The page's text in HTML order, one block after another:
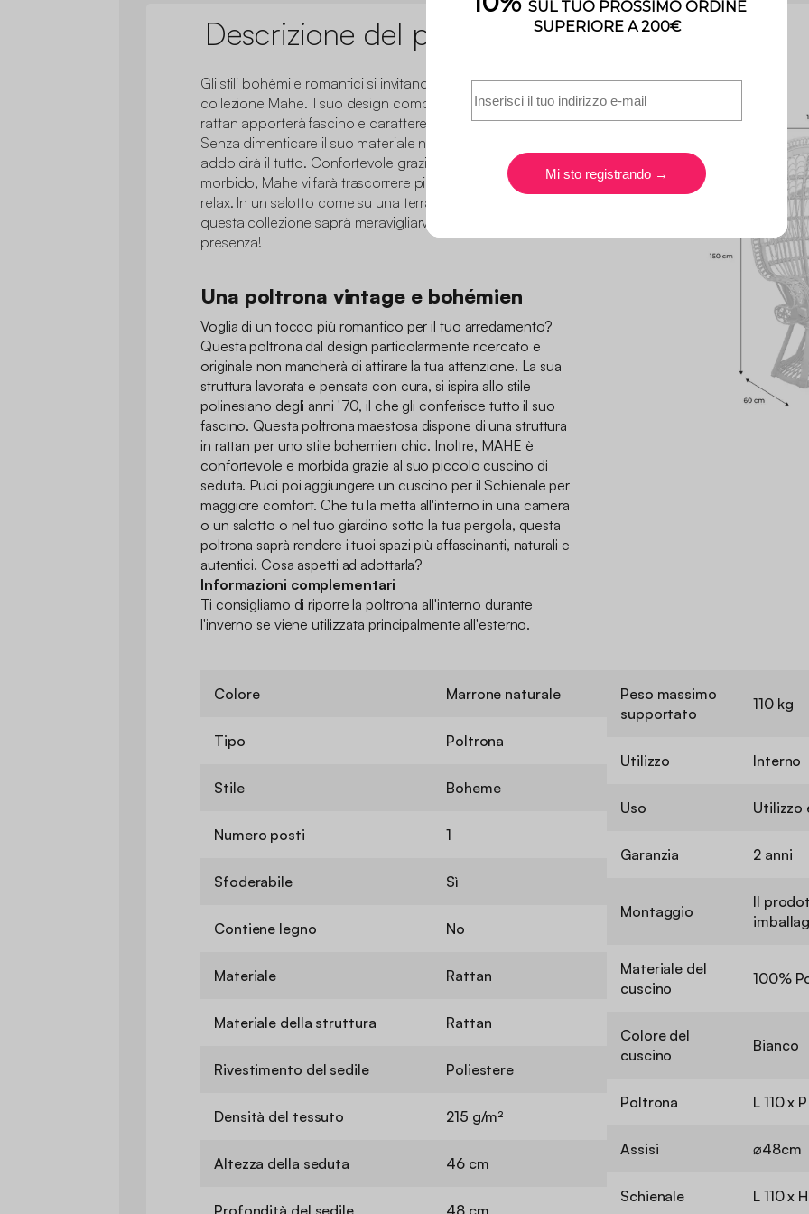
Descrizione del prodotto
Gli stili bohèmi e romantici si invitano da voi con la nostra
collezione Mahe. Il suo design complesso e lavorato in
rattan apporterà fascino e carattere a qualsiasi spazio.
Senza dimenticare il suo materiale naturale e autentico che
addolcirà il tutto. Confortevole grazie al suo cuscino
morbido, Mahe vi farà trascorrere piacevoli momenti di
relax. In un salotto come su una terrazza o un balcone,
questa collezione saprà meravigliarvi con la sola sua
presenza!
Una poltrona vintage e bohémien
Voglia di un tocco più romantico per il tuo arredamento?
Questa poltrona dal design particolarmente ricercato e
originale non mancherà di attirare la tua attenzione. La sua
struttura lavorata e pensata con cura, si ispira allo stile
polinesiano degli anni '70, il che gli conferisce tutto il suo
fascino. Questa poltrona maestosa dispone di una struttura
in rattan per uno stile bohemien chic. Inoltre, MAHE è
confortevole e morbida grazie al suo piccolo cuscino di
seduta. Puoi poi aggiungere un cuscino per il Schienale per
maggiore comfort. Che tu la metta all'interno in una camera
o un salotto o nel tuo giardino sotto la tua pergola, questa
poltrona saprà rendere i tuoi spazi più affascinanti, naturali e
autentici. Cosa aspetti ad adottarla?
Informazioni complementari
Ti consigliamo di riporre la poltrona all'interno durante
l'inverno se viene utilizzata principalmente all'esterno.
Colore Marrone naturale
Tipo Poltrona
Stile Boheme
Numero posti 1
Sfoderabile Sì
Contiene legno No
Materiale Rattan
Materiale della struttura Rattan
Rivestimento del sedile Poliestere
Densità del tessuto 215 g/m²
Altezza della seduta 46 cm
Profondità del sedile 48 cm
Peso massimo
supportato
110 kg
Utilizzo Interno
Uso Utilizzo
Garanzia 2 anni
Montaggio
Il
Materiale del
cuscino
100%
Colore del
cuscino
Bianco
Poltrona L 110 x
Assisi ⌀48cm
Schienale L 110 x